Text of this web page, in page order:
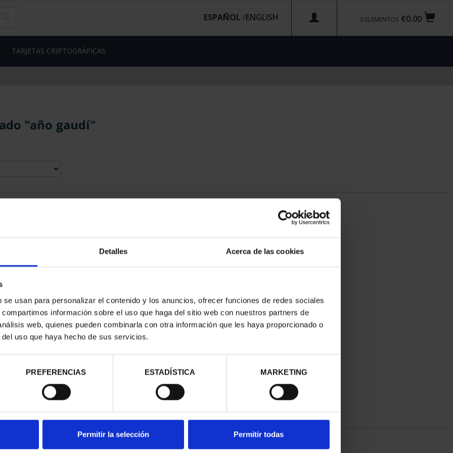
Detalles Acerca de las cookies
usan para personalizar el contenido y los anuncios, ofrecer funciones de redes sociales
información sobre el uso que haga del sitio web con nuestros partners de
web, quienes pueden combinarla con otra información que les haya proporcionado o
uso que haya hecho de sus servicios.
PREFERENCIAS ESTADÍSTICA MARKETING
Permitir la selección Permitir todas
€0.00
0 ELEMENTOS
ESPAÑOL /
TARJETAS CRIPTOGRÁFICAS
"año gaudí"
PREMIOS
M...
MEDALLA COBRE PREMIOS
TFP 2000 ROBERTO M...